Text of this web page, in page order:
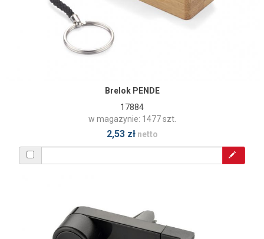
Brelok PENDE
17884
w magazynie: 1477 szt.
2,53 złnetto